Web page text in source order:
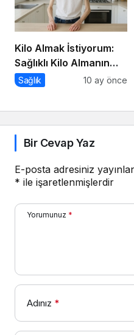
Kilo Almak İstiyorum:
Sağlıklı Kilo Almanın
Yolları
Sağlık 10 ay önce
Bir Cevap Yaz
E-posta adresiniz
* ile işaretlenmişlerdir
Yorumunuz *
Adınız *